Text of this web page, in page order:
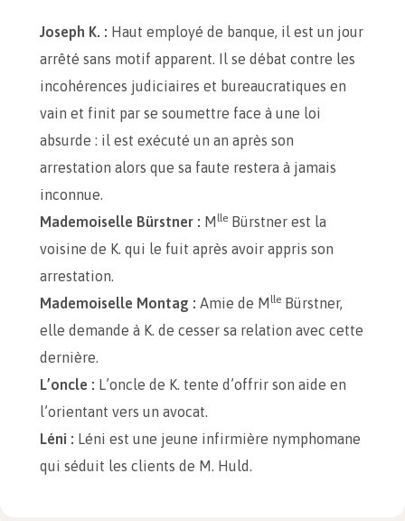
Joseph K. : Haut employé de banque, il est un jour
arrêté sans motif apparent. Il se débat contre les
incohérences judiciaires et bureaucratiques en
vain et finit par se soumettre face à une loi
absurde : il est exécuté un an après son
arrestation alors que sa faute restera à jamais
inconnue.
Mademoiselle Bürstner : M lle Bürstner est la
voisine de K. qui le fuit après avoir appris son
arrestation.
Mademoiselle Montag : Amie de M lle Bürstner,
elle demande à K. de cesser sa relation avec cette
dernière.
L’oncle : L’oncle de K. tente d’offrir son aide en
l’orientant vers un avocat.
Léni : Léni est une jeune infirmière nymphomane
qui séduit les clients de M. Huld.